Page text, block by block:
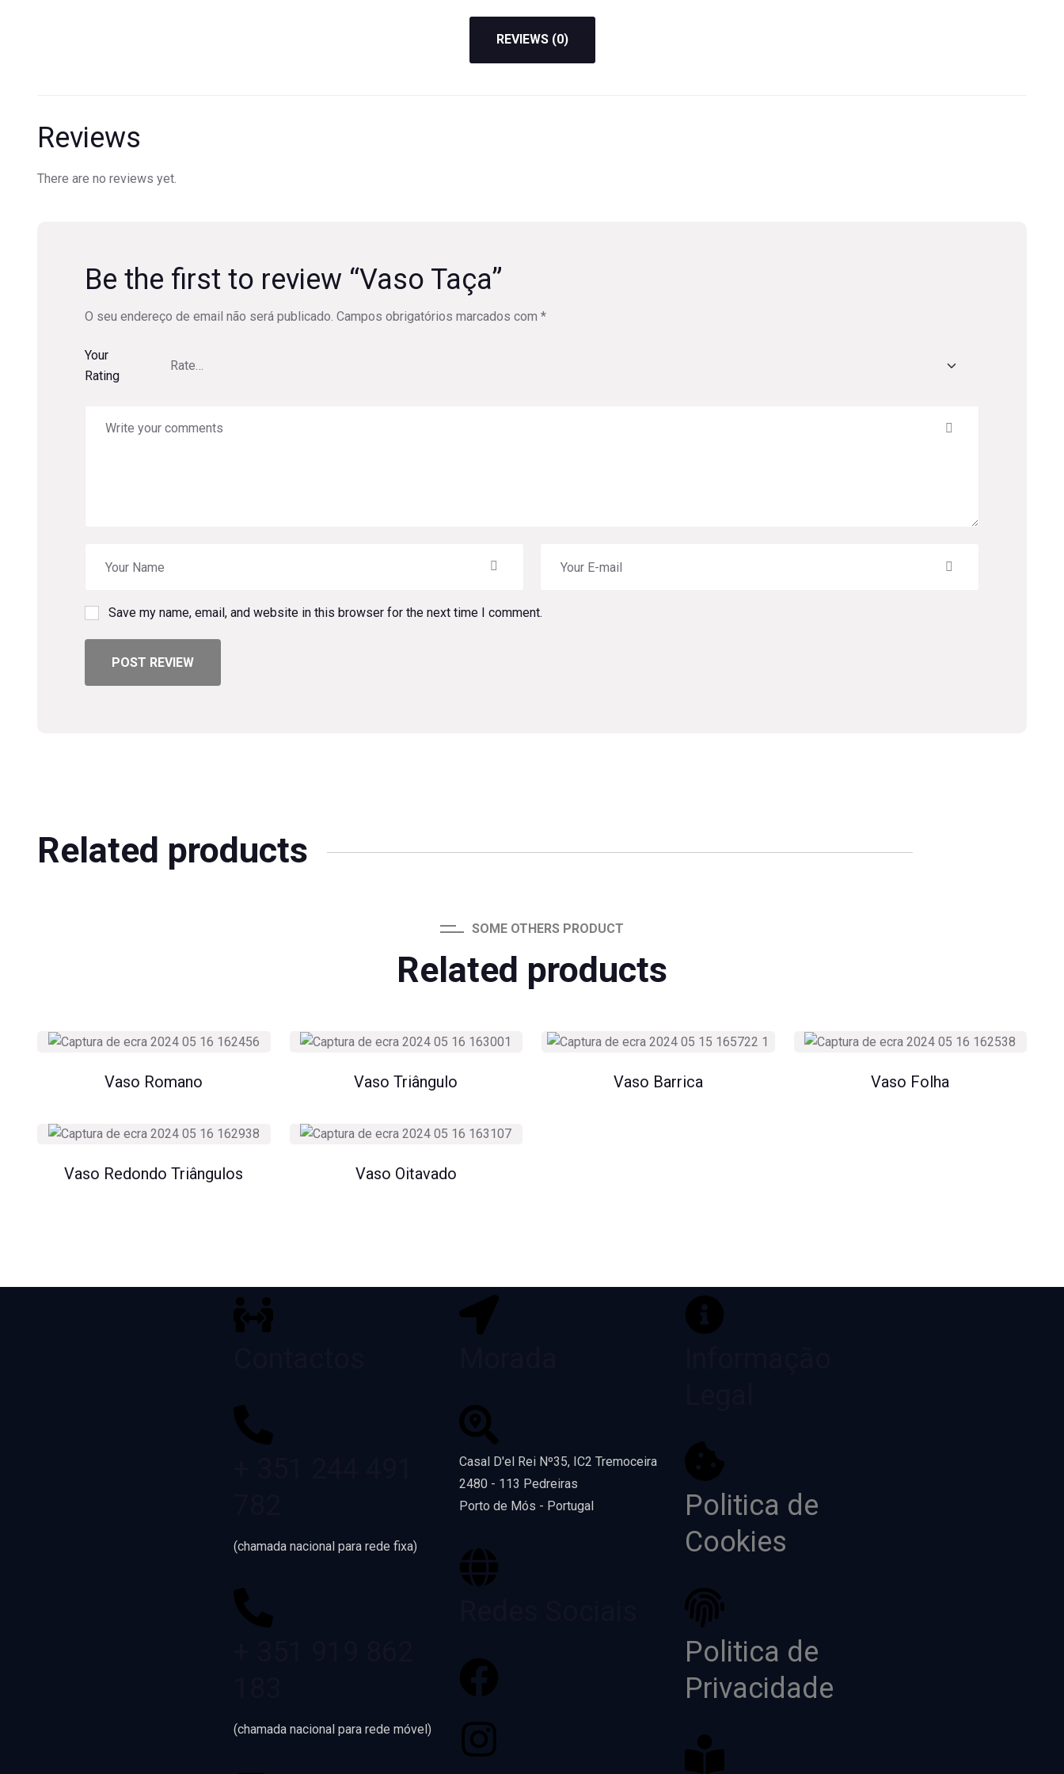
REVIEWS (0)
Reviews
There are no reviews yet.
Be the first to review “Vaso Taça”
O seu endereço de email não será publicado. Campos obrigatórios marcados com *
Your
Rating
Save my name, email, and website in this browser for the next time I comment.
POST REVIEW
Related products
SOME OTHERS PRODUCT
Related products
Vaso Romano Vaso Triângulo Vaso Barrica Vaso Folha
Vaso Redondo Triângulos Vaso Oitavado
(chamada nacional para rede fixa)
(chamada nacional para rede móvel)
Casal D'el Rei Nº35, IC2 Tremoceira
2480 - 113 Pedreiras
Porto de Mós - Portugal
Politica de
Cookies
Politica de
Privacidade